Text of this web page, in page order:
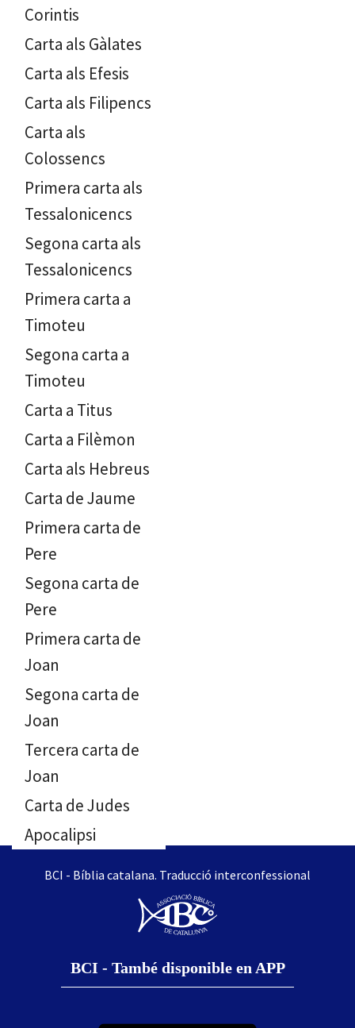
Corintis
Carta als Gàlates
Carta als Efesis
Carta als Filipencs
Carta als
Colossencs
Primera carta als
Tessalonicencs
Segona carta als
Tessalonicencs
Primera carta a
Timoteu
Segona carta a
Timoteu
Carta a Titus
Carta a Filèmon
Carta als Hebreus
Carta de Jaume
Primera carta de
Pere
Segona carta de
Pere
Primera carta de
Joan
Segona carta de
Joan
Tercera carta de
Joan
Carta de Judes
Apocalipsi
BCI - Bíblia catalana. Traducció interconfessional
BCI - També disponible en APP